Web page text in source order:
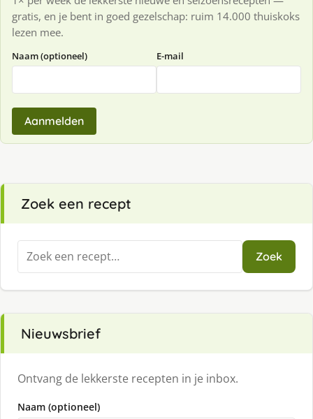
gratis, en je bent in goed gezelschap: ruim 14.000 thuiskoks
lezen mee.
Naam (optioneel) E-mail
Aanmelden
Zoek een recept
Zoeken
naar:
Zoek
Nieuwsbrief
Ontvang de lekkerste recepten in je inbox.
Naam (optioneel)